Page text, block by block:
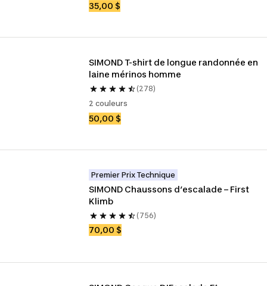
35,00 $
SIMOND T-shirt de longue randonnée en
laine mérinos homme
(278)
2 couleurs
50,00 $
Premier Prix Technique
SIMOND Chaussons d’escalade – First
Klimb
(756)
70,00 $